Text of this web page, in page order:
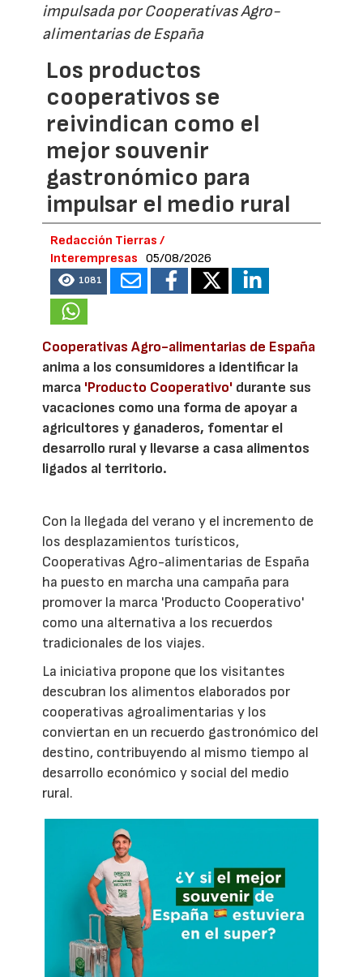
impulsada por Cooperativas Agro-
alimentarias de España
Los productos
cooperativos se
reivindican como el
mejor souvenir
gastronómico para
impulsar el medio rural
Redacción Tierras /
Interempresas
05/08/2026
1081
Cooperativas Agro-alimentarias de España
anima a los consumidores a identificar la
marca 'Producto Cooperativo' durante sus
vacaciones como una forma de apoyar a
agricultores y ganaderos, fomentar el
desarrollo rural y llevarse a casa alimentos
ligados al territorio.
Con la llegada del verano y el incremento de
los desplazamientos turísticos,
Cooperativas Agro-alimentarias de España
ha puesto en marcha una campaña para
promover la marca 'Producto Cooperativo'
como una alternativa a los recuerdos
tradicionales de los viajes.
La iniciativa propone que los visitantes
descubran los alimentos elaborados por
cooperativas agroalimentarias y los
conviertan en un recuerdo gastronómico del
destino, contribuyendo al mismo tiempo al
desarrollo económico y social del medio
rural.